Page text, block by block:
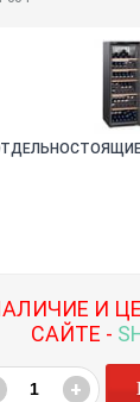
И
САЙТЕ -
+